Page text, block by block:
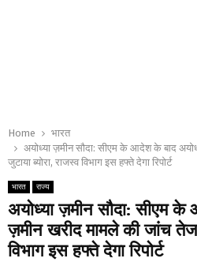
Home
भारत
अयोध्या ज़मीन सौदा: सीएम के आदेश के बाद
जुटाया ब्योरा, राजस्व विभाग इस हफ्ते देगा रिपोर्ट
भारत राज्य
अयोध्या ज़मीन सौदा: सीएम
ज़मीन खरीद मामले की जांच तेज,
विभाग इस हफ्ते देगा रिपोर्ट